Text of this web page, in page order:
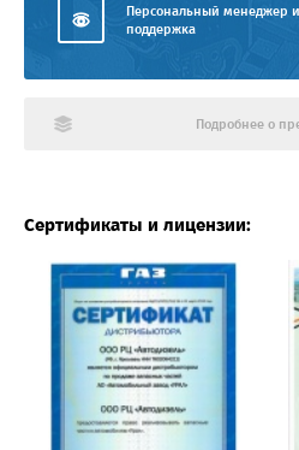
Персональный менеджер
поддержка
Подробнее о
Сертификаты и лицензии: